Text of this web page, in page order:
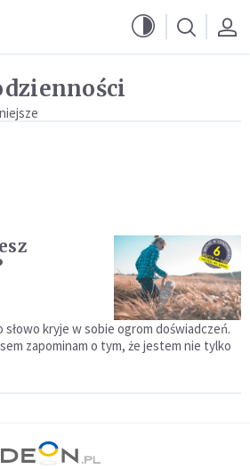
słowo kryje w sobie ogrom doświadczeń.
zapominam o tym, że jestem nie tylko